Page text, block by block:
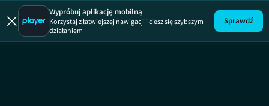
Sezon na
Wypróbuj aplikację mobilną
Korzystaj z łatwiejszej nawigacji i ciesz się szybszym
działaniem
Sprawdź